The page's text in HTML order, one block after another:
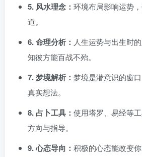
5. 风水理念： 环境布局影响运势
道。
6. 命理分析： 人生运势与出生时
知彼方能百战不殆。
7. 梦境解析： 梦境是潜意识的窗
真实想法。
8. 占卜工具： 使用塔罗、易经等
方向与指导。
9. 心态导向： 积极的心态能改变